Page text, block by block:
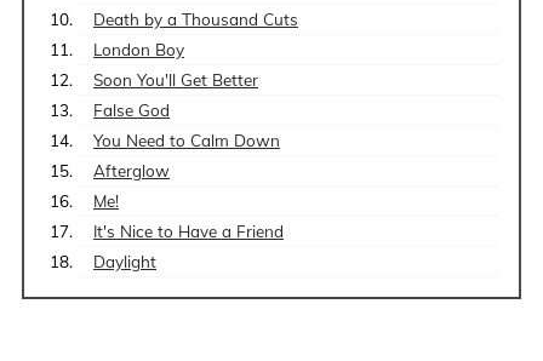
Death by a Thousand Cuts
London Boy
Soon You'll Get Better
False God
You Need to Calm Down
Afterglow
Me!
It's Nice to Have a Friend
Daylight